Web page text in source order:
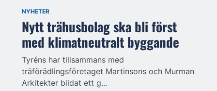
NYHETER
Nytt trähusbolag ska bli först
med klimatneutralt byggande
Tyréns har tillsammans med
träförädlingsföretaget Martinsons och Murman
Arkitekter bildat ett g...